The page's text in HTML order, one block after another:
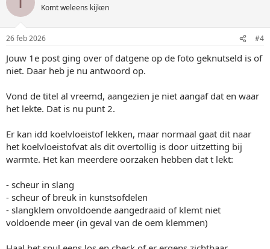
Komt weleens kijken
26 feb 2026 #4
Jouw 1e post ging over of datgene op de foto geknutseld is of
niet. Daar heb je nu antwoord op.
Vond de titel al vreemd, aangezien je niet aangaf dat en waar
het lekte. Dat is nu punt 2.
Er kan idd koelvloeistof lekken, maar normaal gaat dit naar
het koelvloeistofvat als dit overtollig is door uitzetting bij
warmte. Het kan meerdere oorzaken hebben dat t lekt:
- scheur in slang
- scheur of breuk in kunstsofdelen
- slangklem onvoldoende aangedraaid of klemt niet
voldoende meer (in geval van de oem klemmen)